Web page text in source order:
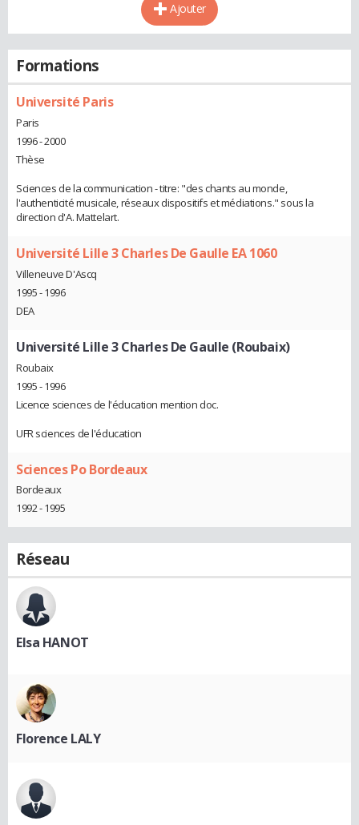
Ajouter
Formations
Université Paris
Paris
1996 - 2000
Thèse
Sciences de la communication - titre: "des chants au monde,
l'authenticité musicale, réseaux dispositifs et médiations." sous la
direction d'A. Mattelart.
Université Lille 3 Charles De Gaulle EA 1060
Villeneuve D'Ascq
1995 - 1996
DEA
Université Lille 3 Charles De Gaulle (Roubaix)
Roubaix
1995 - 1996
Licence sciences de l'éducation mention doc.
UFR sciences de l'éducation
Sciences Po Bordeaux
Bordeaux
1992 - 1995
Réseau
Elsa HANOT
Florence LALY